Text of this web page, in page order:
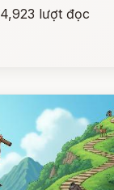
4,923 lượt đọc